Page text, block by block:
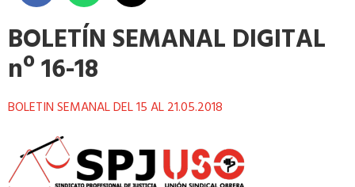
BOLETÍN SEMANAL DIGITAL
nº 16-18
BOLETIN SEMANAL DEL 15 AL 21.05.2018